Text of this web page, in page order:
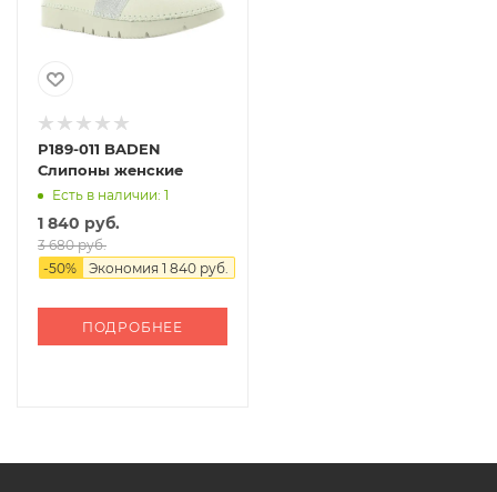
P189-011 BADEN
Слипоны женские
Есть в наличии: 1
1 840 руб.
3 680 руб.
-50% Экономия 1 840 руб.
ПОДРОБНЕЕ